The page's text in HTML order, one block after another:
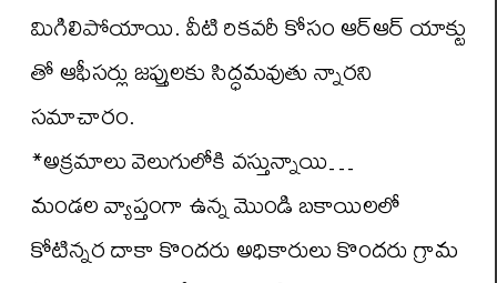
మిగిలిపోయాయి. వీటి రికవరీ కోసం ఆర్ఆర్ యాక్టు
తో ఆఫీసర్లు జప్తులకు సిద్ధమవుతు న్నారని
సమాచారం.
*అక్రమాలు వెలుగులోకి వస్తున్నాయి…
మండల వ్యాప్తంగా ఉన్న మొండి బకాయిలలో
కోటిన్నర దాకా కొందరు అధికారులు కొందరు గ్రామ